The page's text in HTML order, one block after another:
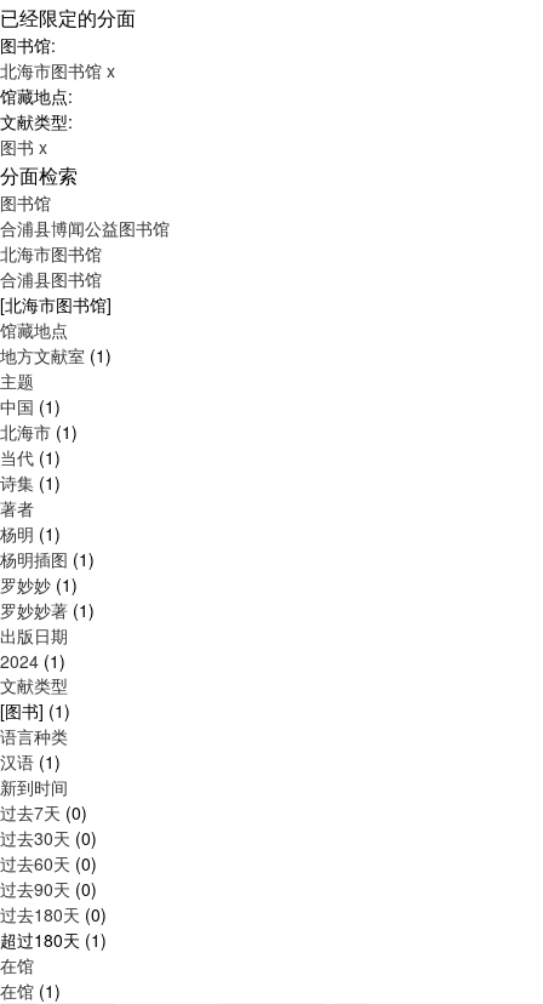
已经限定的分面
图书馆:
北海市图书馆 x
馆藏地点:
文献类型:
图书 x
分面检索
图书馆
合浦县博闻公益图书馆
北海市图书馆
合浦县图书馆
[北海市图书馆]
馆藏地点
地方文献室 (1)
主题
中国 (1)
北海市 (1)
当代 (1)
诗集 (1)
著者
杨明 (1)
杨明插图 (1)
罗妙妙 (1)
罗妙妙著 (1)
出版日期
2024 (1)
文献类型
[图书] (1)
语言种类
汉语 (1)
新到时间
过去7天 (0)
过去30天 (0)
过去60天 (0)
过去90天 (0)
过去180天 (0)
超过180天 (1)
在馆
在馆 (1)